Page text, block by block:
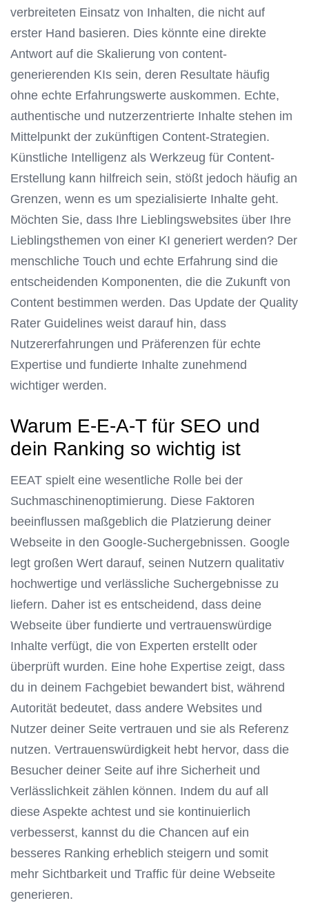
verbreiteten Einsatz von Inhalten, die nicht auf
erster Hand basieren. Dies könnte eine direkte
Antwort auf die Skalierung von content-
generierenden KIs sein, deren Resultate häufig
ohne echte Erfahrungswerte auskommen. Echte,
authentische und nutzerzentrierte Inhalte stehen im
Mittelpunkt der zukünftigen Content-Strategien.
Künstliche Intelligenz als Werkzeug für Content-
Erstellung kann hilfreich sein, stößt jedoch häufig an
Grenzen, wenn es um spezialisierte Inhalte geht.
Möchten Sie, dass Ihre Lieblingswebsites über Ihre
Lieblingsthemen von einer KI generiert werden? Der
menschliche Touch und echte Erfahrung sind die
entscheidenden Komponenten, die die Zukunft von
Content bestimmen werden. Das Update der Quality
Rater Guidelines weist darauf hin, dass
Nutzererfahrungen und Präferenzen für echte
Expertise und fundierte Inhalte zunehmend
wichtiger werden.
Warum E-E-A-T für SEO und
dein Ranking so wichtig ist
EEAT spielt eine wesentliche Rolle bei der
Suchmaschinenoptimierung. Diese Faktoren
beeinflussen maßgeblich die Platzierung deiner
Webseite in den Google-Suchergebnissen. Google
legt großen Wert darauf, seinen Nutzern qualitativ
hochwertige und verlässliche Suchergebnisse zu
liefern. Daher ist es entscheidend, dass deine
Webseite über fundierte und vertrauenswürdige
Inhalte verfügt, die von Experten erstellt oder
überprüft wurden. Eine hohe Expertise zeigt, dass
du in deinem Fachgebiet bewandert bist, während
Autorität bedeutet, dass andere Websites und
Nutzer deiner Seite vertrauen und sie als Referenz
nutzen. Vertrauenswürdigkeit hebt hervor, dass die
Besucher deiner Seite auf ihre Sicherheit und
Verlässlichkeit zählen können. Indem du auf all
diese Aspekte achtest und sie kontinuierlich
verbesserst, kannst du die Chancen auf ein
besseres Ranking erheblich steigern und somit
mehr Sichtbarkeit und Traffic für deine Webseite
generieren.